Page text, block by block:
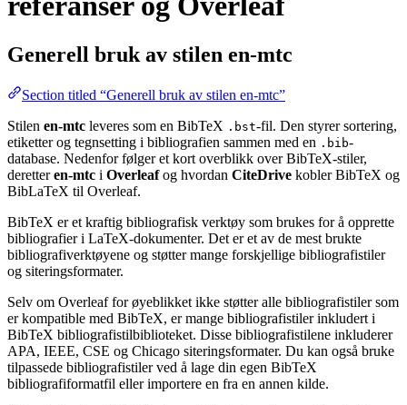
Generell bruk av stilen en-mtc
Section titled “Generell bruk av stilen en-mtc”
Stilen en-mtc leveres som en BibTeX .bst-fil. Den styrer sortering,
etiketter og tegnsetting i bibliografien sammen med en .bib-
database. Nedenfor følger et kort overblikk over BibTeX-stiler,
deretteren-mtc i Overleafog hvordan CiteDrive kobler BibTeX og
BibLaTeX til Overleaf.
BibTeX er et kraftig bibliografisk verktøy som brukes for å opprette
bibliografier i LaTeX-dokumenter. Det er et av de mest brukte
bibliografiverktøyene og støtter mange forskjellige bibliografistiler
og siteringsformater.
Selv om Overleaf for øyeblikket ikke støtter alle bibliografistiler som
er kompatible med BibTeX, er mange bibliografistiler inkludert i
BibTeX bibliografistilbiblioteket. Disse bibliografistilene inkluderer
APA, IEEE, CSE og Chicago siteringsformater. Du kan også bruke
tilpassede bibliografistiler ved å lage din egen BibTeX
bibliografiformatfil eller importere en fra en annen kilde.